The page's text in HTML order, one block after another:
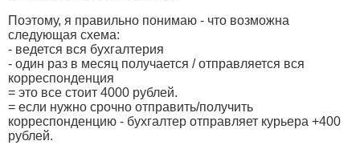
Поэтому, я правильно понимаю - что возможна
следующая схема:
- ведется вся бухгалтерия
- один раз в месяц получается / отправляется вся
корреспонденция
= это все стоит 4000 рублей.
= если нужно срочно отправить/получить
корреспонденцию - бухгалтер отправляет курьера +400
рублей.